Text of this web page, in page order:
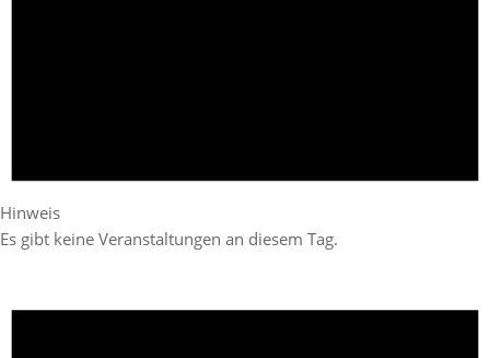
Hinweis
Es gibt keine Veranstaltungen an diesem Tag.